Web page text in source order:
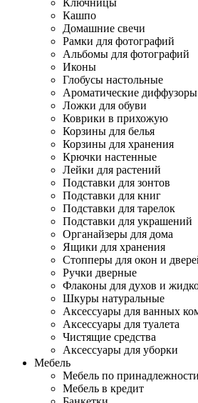
Ключницы
Кашпо
Домашние свечи
Рамки для фотографий
Альбомы для фотографий
Иконы
Глобусы настольные
Ароматические диффузоры
Ложки для обуви
Коврики в прихожую
Корзины для белья
Корзины для хранения
Крючки настенные
Лейки для растений
Подставки для зонтов
Подставки для книг
Подставки для тарелок
Подставки для украшений
Органайзеры для дома
Ящики для хранения
Стопперы для окон и
Ручки дверные
Флаконы для духов и
Шкуры натуральные
Аксессуары для ванных
Аксессуары для туалета
Чистящие средства
Аксессуары для уборки
Мебель
Мебель по
Мебель в кредит